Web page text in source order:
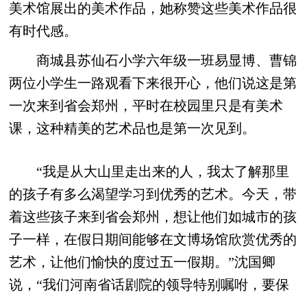
美术馆展出的美术作品，她称赞这些美术作品很
有时代感。
商城县苏仙石小学六年级一班易显博、曹锦
两位小学生一路观看下来很开心，他们说这是第
一次来到省会郑州，平时在校园里只是有美术
课，这种精美的艺术品也是第一次见到。
“我是从大山里走出来的人，我太了解那里
的孩子有多么渴望学习到优秀的艺术。今天，带
着这些孩子来到省会郑州，想让他们如城市的孩
子一样，在假日期间能够在文博场馆欣赏优秀的
艺术，让他们愉快的度过五一假期。”沈国卿
说，“我们河南省话剧院的领导特别嘱咐，要保